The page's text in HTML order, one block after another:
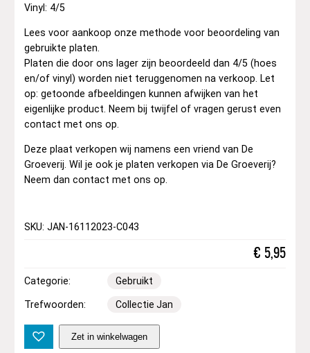
Vinyl: 4/5
Lees voor aankoop onze methode voor beoordeling van
gebruikte platen.
Platen die door ons lager zijn beoordeeld dan 4/5 (hoes
en/of vinyl) worden niet teruggenomen na verkoop. Let
op: getoonde afbeeldingen kunnen afwijken van het
eigenlijke product. Neem bij twijfel of vragen gerust even
contact met ons op.
Deze plaat verkopen wij namens een vriend van De
Groeverij. Wil je ook je platen verkopen via De Groeverij?
Neem dan contact met ons op.
SKU: JAN-16112023-C043
€ 5,95
Categorie: Gebruikt
Trefwoorden: Collectie Jan
i
Zet in winkelwagen